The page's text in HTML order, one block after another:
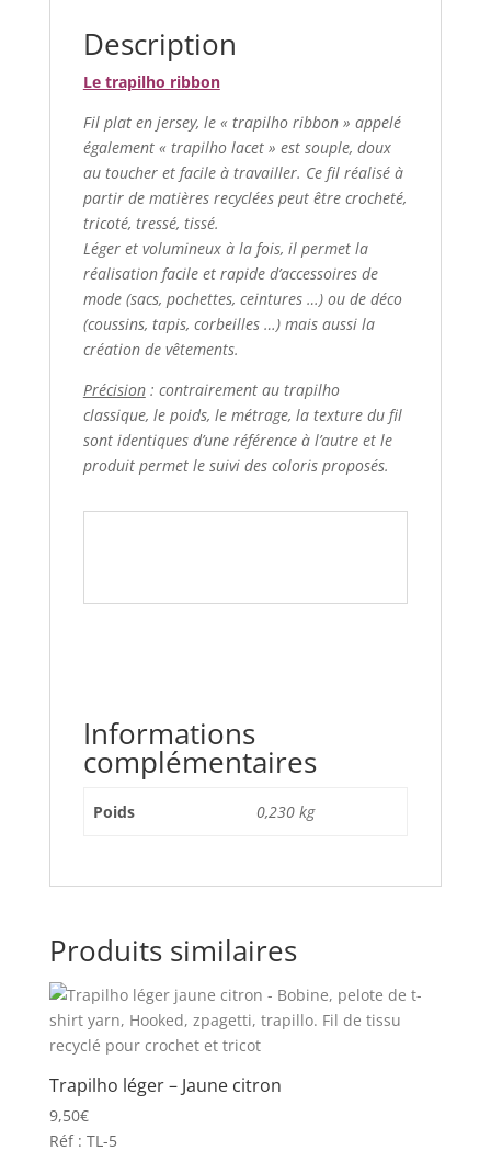
Description
Le trapilho ribbon
Fil plat en jersey, le « trapilho ribbon » appelé
également « trapilho lacet » est souple, doux
au toucher et facile à travailler. Ce fil réalisé à
partir de matières recyclées peut être crocheté,
tricoté, tressé, tissé.
Léger et volumineux à la fois, il permet la
réalisation facile et rapide d’accessoires de
mode (sacs, pochettes, ceintures …) ou de déco
(coussins, tapis, corbeilles …) mais aussi la
création de vêtements.
Précision: contrairement au trapilho
classique, le poids, le métrage, la texture du fil
sont identiques d’une référence à l’autre et le
produit permet le suivi des coloris proposés.
Informations
complémentaires
Poids 0,230 kg
Produits similaires
Trapilho léger – Jaune citron
9,50€
Réf : TL-5